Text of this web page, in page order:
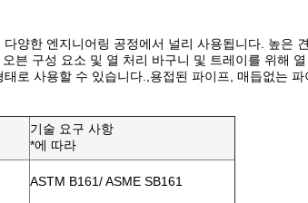
양한 엔지니어링 공정에서 널리 사용됩니다. 높은
븐 구성 요소 및 열 처리 바구니 및 트레이를 위해
로 사용할 수 있습니다.,용접된 파이프, 매듭없는 파
기술 요구 사항
*에 따라
ASTM B161/ ASME SB161